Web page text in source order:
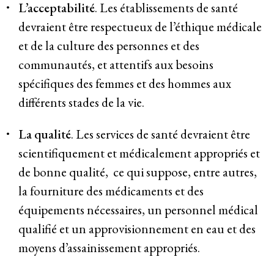
L’acceptabilité. Les établissements de santé
devraient être respectueux de l’éthique médicale
et de la culture des personnes et des
communautés, et attentifs aux besoins
spécifiques des femmes et des hommes aux
différents stades de la vie.
La qualité. Les services de santé devraient être
scientifiquement et médicalement appropriés et
de bonne qualité, ce qui suppose, entre autres,
la fourniture des médicaments et des
équipements nécessaires, un personnel médical
qualifié et un approvisionnement en eau et des
moyens d’assainissement appropriés.